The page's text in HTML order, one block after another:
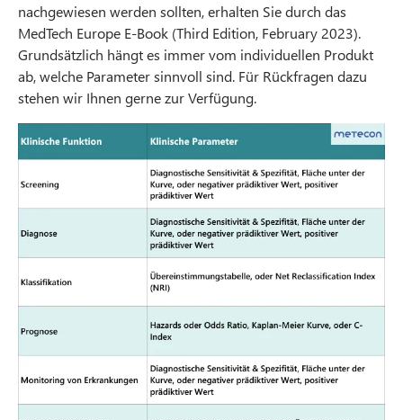
nachgewiesen werden sollten, erhalten Sie durch das
MedTech Europe E-Book (Third Edition, February 2023).
Grundsätzlich hängt es immer vom individuellen Produkt
ab, welche Parameter sinnvoll sind. Für Rückfragen dazu
stehen wir Ihnen gerne zur Verfügung.